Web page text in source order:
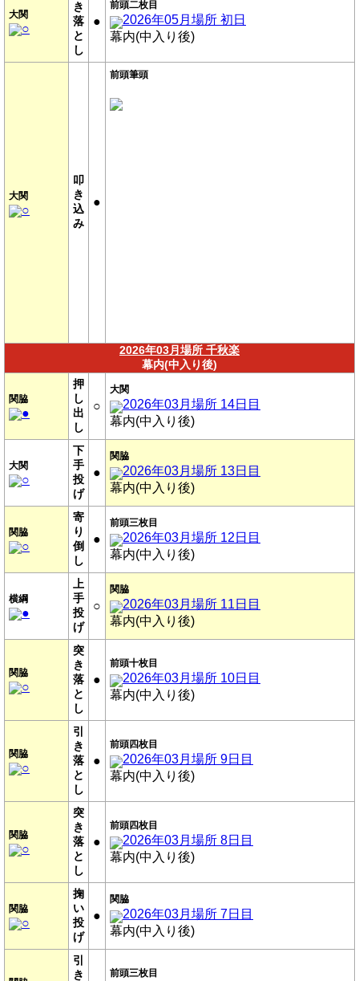
大関
○
き
落
と
し
●
前頭二枚目
2026年05月場所 初日
幕内(中入り後)
大関
○
叩
き
込
み
●
前頭筆頭
2026年03月場所 千秋楽
幕内(中入り後)
関脇
●
押
し
出
し
○
大関
2026年03月場所 14日目
幕内(中入り後)
大関
○
下
手
投
げ
●
関脇
2026年03月場所 13日目
幕内(中入り後)
関脇
○
寄
り
倒
し
●
前頭三枚目
2026年03月場所 12日目
幕内(中入り後)
横綱
●
上
手
投
げ
○
関脇
2026年03月場所 11日目
幕内(中入り後)
関脇
○
突
き
落
と
し
●
前頭十枚目
2026年03月場所 10日目
幕内(中入り後)
関脇
○
引
き
落
と
し
●
前頭四枚目
2026年03月場所 9日目
幕内(中入り後)
関脇
○
突
き
落
と
し
●
前頭四枚目
2026年03月場所 8日目
幕内(中入り後)
関脇
○
掬
い
投
げ
●
関脇
2026年03月場所 7日目
幕内(中入り後)
引
き
前頭三枚目